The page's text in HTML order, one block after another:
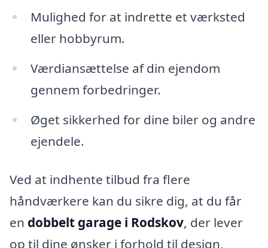
Mulighed for at indrette et værksted
eller hobbyrum.
Værdiansættelse af din ejendom
gennem forbedringer.
Øget sikkerhed for dine biler og andre
ejendele.
Ved at indhente tilbud fra flere
håndværkere kan du sikre dig, at du får
en dobbelt garage i Rodskov, der lever
op til dine ønsker i forhold til design,